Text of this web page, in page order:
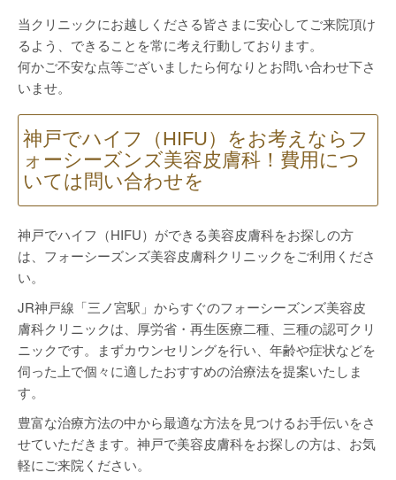
当クリニックにお越しくださる皆さまに安心してご来院頂け
るよう、できることを常に考え行動しております。
何かご不安な点等ございましたら何なりとお問い合わせ下さ
いませ。
神戸でハイフ（HIFU）をお考えならフ
ォーシーズンズ美容皮膚科！費用につ
いては問い合わせを
神戸でハイフ（HIFU）ができる美容皮膚科をお探しの方
は、フォーシーズンズ美容皮膚科クリニックをご利用くださ
い。
JR神戸線「三ノ宮駅」からすぐのフォーシーズンズ美容皮
膚科クリニックは、厚労省・再生医療二種、三種の認可クリ
ニックです。まずカウンセリングを行い、年齢や症状などを
伺った上で個々に適したおすすめの治療法を提案いたしま
す。
豊富な治療方法の中から最適な方法を見つけるお手伝いをさ
せていただきます。神戸で美容皮膚科をお探しの方は、お気
軽にご来院ください。